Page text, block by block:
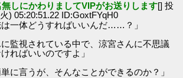
無しにかわりましてVIPがお送りします[] 投
) 05:20:51.22 ID:GoxtFYqH0
一体どうすればいいんだ……？」
監視されている中で、涼宮さんに不思議
ればいいのですよ」
に言うが、そんなことができるのか？」